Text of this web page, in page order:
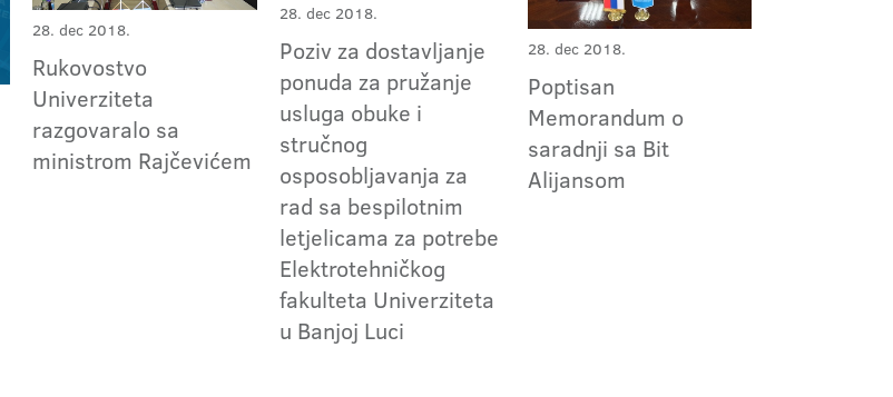
28. dec 2018.
Rukovostvo
Univerziteta
razgovaralo sa
ministrom Rajčevićem
28. dec 2018.
Poziv za dostavljanje
ponuda za pružanje
usluga obuke i
stručnog
osposobljavanja za
rad sa bespilotnim
letjelicama za potrebe
Elektrotehničkog
fakulteta Univerziteta
u Banjoj Luci
28. dec 2018.
Poptisan
Memorandum o
saradnji sa Bit
Alijansom